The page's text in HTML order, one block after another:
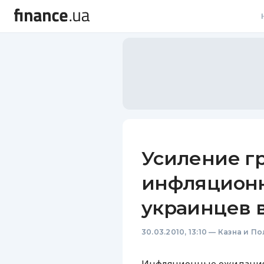
Усиление
украинцев
30.03.2010, 13:10 — Казна и